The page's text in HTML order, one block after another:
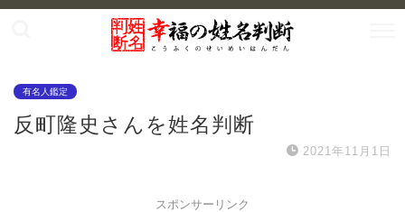
有名人鑑定
反町隆史さんを姓名判断
2021年11月1日
スポンサーリンク